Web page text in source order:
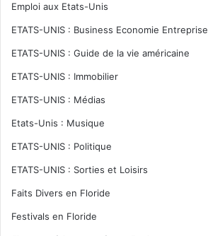
Emploi aux Etats-Unis
ETATS-UNIS : Business Economie Entreprise
ETATS-UNIS : Guide de la vie américaine
ETATS-UNIS : Immobilier
ETATS-UNIS : Médias
Etats-Unis : Musique
ETATS-UNIS : Politique
ETATS-UNIS : Sorties et Loisirs
Faits Divers en Floride
Festivals en Floride